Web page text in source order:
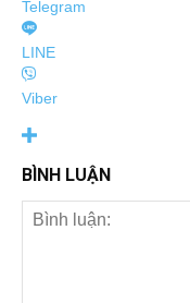
Telegram
LINE
Viber
BÌNH LUẬN